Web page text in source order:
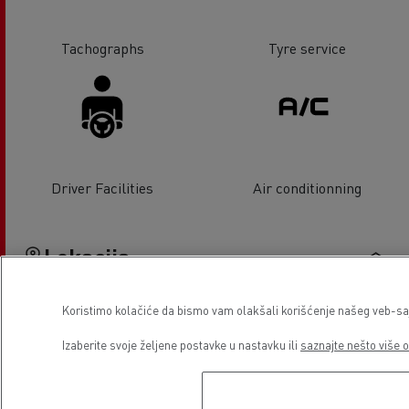
Tachographs Tyre service
Driver Facilities Air conditionning
Lokacija
Koristimo kolačiće da bismo vam olakšali korišćenje našeg veb-
Izaberite svoje željene postavke u nastavku ili saznajte nešto više